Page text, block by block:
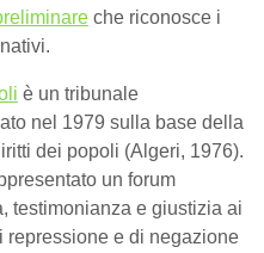
che riconosce i
è un tribunale
nel 1979 sulla base della
dei popoli (Algeri, 1976).
un forum
testimonianza e giustizia ai
repressione e di negazione